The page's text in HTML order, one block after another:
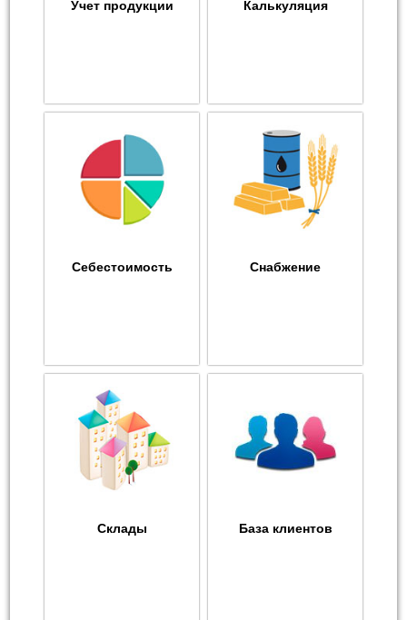
Учет продукции Калькуляция
Себестоимость Снабжение
Склады База клиентов